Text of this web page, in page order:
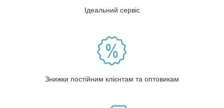
Ідеальний сервіс
Знижки постійним клієнтам та оптовикам